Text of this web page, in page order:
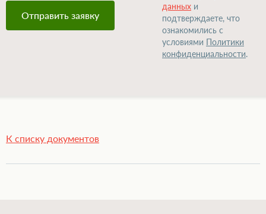
данных и
подтверждаете, что
ознакомились с
условиями Политики
конфиденциальности.
К списку документов